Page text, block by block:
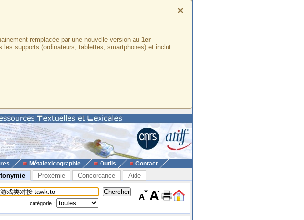
×
remplacée par une nouvelle version au 1er
les supports (ordinateurs, tablettes, smartphones) et inclut
Métalexicographie Outils Contact
Proxémie Concordance Aide
catégorie :